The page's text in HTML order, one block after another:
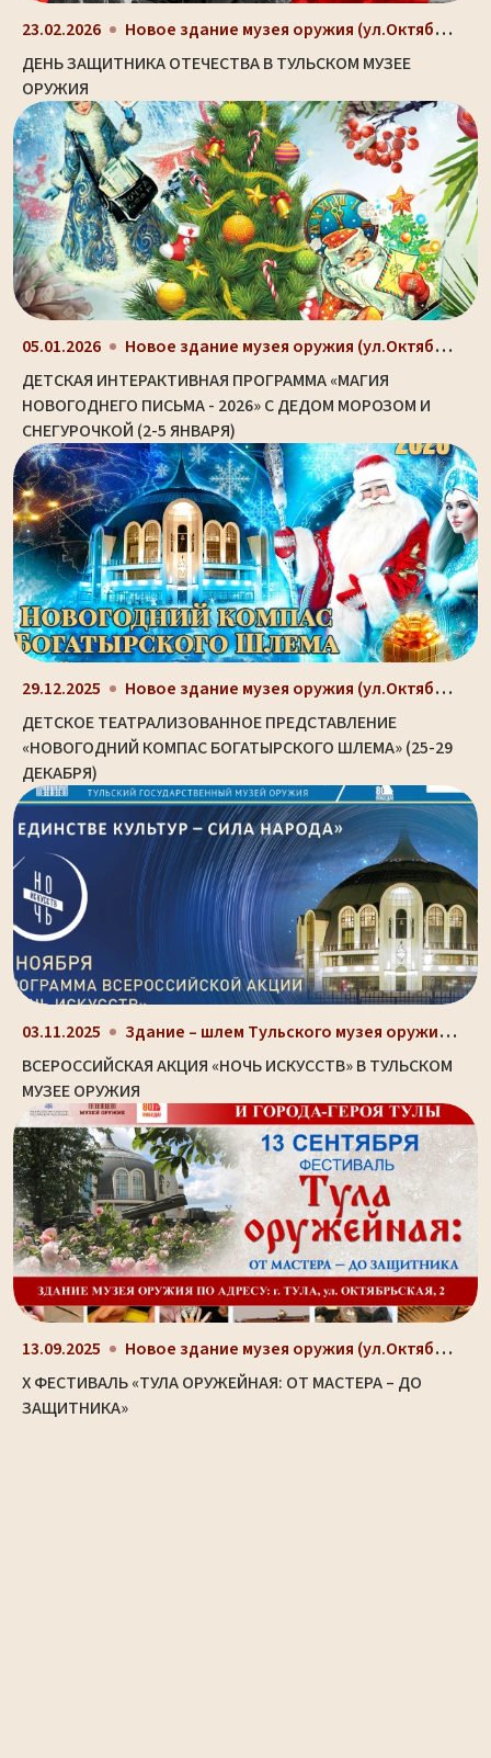
23.02.2026 Новое здание музея оружия (ул.Октябрьская, д. 2)
ДЕНЬ ЗАЩИТНИКА ОТЕЧЕСТВА В ТУЛЬСКОМ МУЗЕЕ
ОРУЖИЯ
05.01.2026 Новое здание музея оружия (ул.Октябрьская, д. 2)
ДЕТСКАЯ ИНТЕРАКТИВНАЯ ПРОГРАММА «МАГИЯ
НОВОГОДНЕГО ПИСЬМА - 2026» С ДЕДОМ МОРОЗОМ И
СНЕГУРОЧКОЙ (2-5 ЯНВАРЯ)
29.12.2025 Новое здание музея оружия (ул.Октябрьская, д. 2)
ДЕТСКОЕ ТЕАТРАЛИЗОВАННОЕ ПРЕДСТАВЛЕНИЕ
«НОВОГОДНИЙ КОМПАС БОГАТЫРСКОГО ШЛЕМА» (25-29
ДЕКАБРЯ)
03.11.2025 Здание – шлем Тульского музея оружия (ул. Октябрьс...
ВСЕРОССИЙСКАЯ АКЦИЯ «НОЧЬ ИСКУССТВ» В ТУЛЬСКОМ
МУЗЕЕ ОРУЖИЯ
13.09.2025 Новое здание музея оружия (ул.Октябрьская, д. 2)
X ФЕСТИВАЛЬ «ТУЛА ОРУЖЕЙНАЯ: ОТ МАСТЕРА – ДО
ЗАЩИТНИКА»